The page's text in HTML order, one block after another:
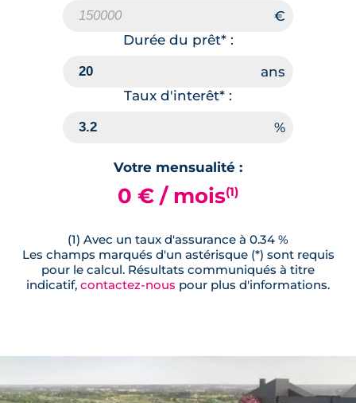
Durée du prêt* :
Taux d'interêt* :
Votre mensualité :
0 € / mois(1)
(1) Avec un taux d'assurance à 0.34 %
Les champs marqués d'un astérisque (*) sont requis
pour le calcul. Résultats communiqués à titre
indicatif, contactez-nous pour plus d'informations.